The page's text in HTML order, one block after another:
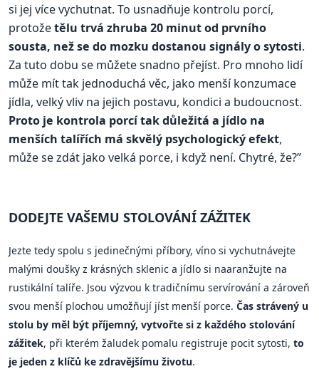
si jej více vychutnat. To usnadňuje kontrolu porcí,
protožetělu trvá zhruba 20 minut od prvního
sousta, než se do mozku dostanou signály o sytosti.
Za tuto dobu se můžete snadno přejíst. Pro mnoho lidí
může mít tak jednoduchá věc, jako menší konzumace
jídla, velký vliv na jejich postavu, kondici a budoucnost.
Proto je kontrola porcí tak důležitá a jídlo na
menších talířích má skvělý psychologický efekt,
může se zdát jako velká porce, i když není. Chytré, že?”
DODEJTE VAŠEMU STOLOVÁNÍ ZÁŽITEK
Jezte tedy spolu s jedinečnými příbory, víno si vychutnávejte
malými doušky z krásných sklenic a jídlo si naaranžujte na
rustikální talíře. Jsou výzvou k tradičnímu servírování a zároveň
svou menší plochou umožňují jíst menší porce. Čas strávený u
stolu by měl být příjemný, vytvořte si z každého stolování
zážitek, při kterém žaludek pomalu registruje pocit sytosti, to
je jeden z klíčů ke zdravějšímu životu.